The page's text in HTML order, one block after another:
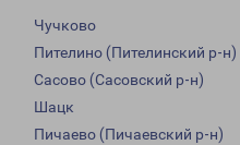
Чучково
Пителино (Пителинский р-н)
Сасово (Сасовский р-н)
Шацк
Пичаево (Пичаевский р-н)